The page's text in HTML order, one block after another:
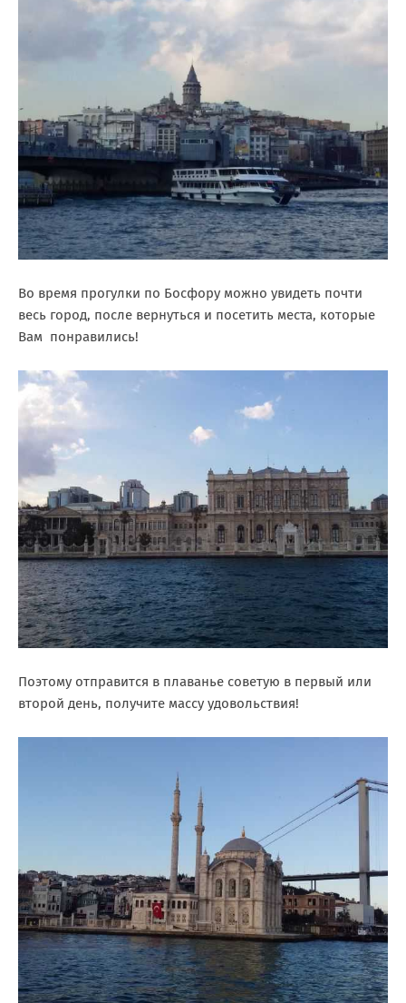
Во время прогулки по Босфору можно увидеть почти
весь город, после вернуться и посетить места, которые
Вам понравились!
Поэтому отправится в плаванье советую в первый или
второй день, получите массу удовольствия!